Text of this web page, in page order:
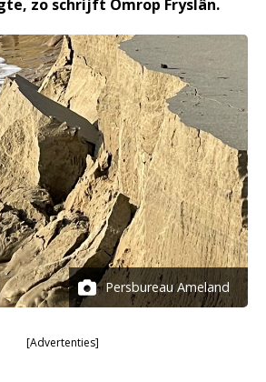
zo schrijft Omrop Fryslân.
Persbureau Ameland
[Advertenties]